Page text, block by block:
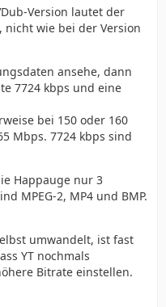
Version lautet der
nicht wie bei der Version
ansehe, dann
7724 kbps und eine
bei 150 oder 160
Mbps. 7724 kbps sind
Happauge nur 3
MPEG-2, MP4 und BMP.
umwandelt, ist fast
YT nochmals
Bitrate einstellen.